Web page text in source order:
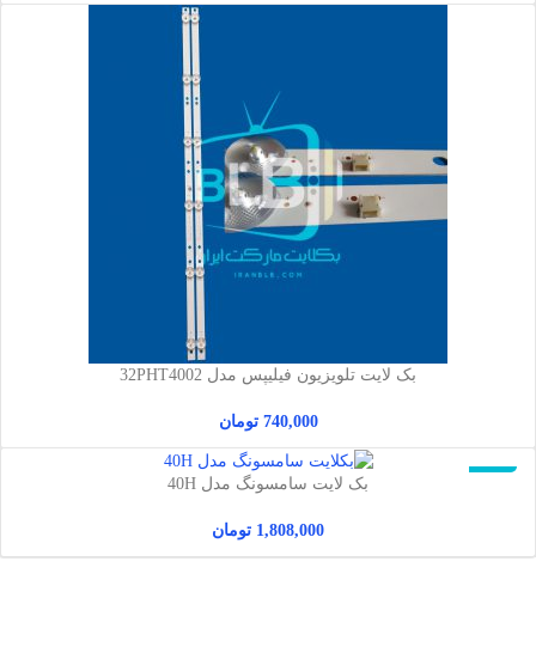
بک لایت تلویزیون فیلیپس مدل 32PHT4002
740,000 تومان
بک لایت سامسونگ مدل 40H
1,808,000 تومان